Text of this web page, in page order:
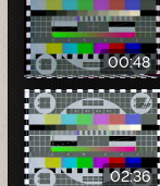
00:48
02:36